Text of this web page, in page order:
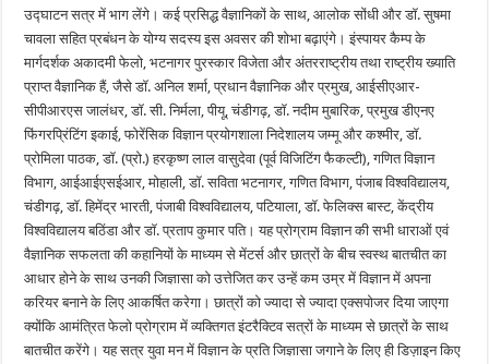
उद्घाटन सत्र में भाग लेंगे। कई प्रसिद्ध वैज्ञानिकों के साथ, आलोक सोंधी और डॉ. सुषमा
चावला सहित प्रबंधन के योग्य सदस्य इस अवसर की शोभा बढ़ाएंगे। इंस्पायर कैम्प के
मार्गदर्शक अकादमी फेलो, भटनागर पुरस्कार विजेता और अंतरराष्ट्रीय तथा राष्ट्रीय ख्याति
प्राप्त वैज्ञानिक हैं, जैसे डॉ. अनिल शर्मा, प्रधान वैज्ञानिक और प्रमुख, आईसीएआर-
सीपीआरएस जालंधर, डॉ. सी. निर्मला, पीयू, चंडीगढ़, डॉ. नदीम मुबारिक, प्रमुख डीएनए
फिंगरप्रिंटिंग इकाई, फोरेंसिक विज्ञान प्रयोगशाला निदेशालय जम्मू और कश्मीर, डॉ.
प्रोमिला पाठक, डॉ. (प्रो.) हरकृष्ण लाल वासुदेवा (पूर्व विजिटिंग फैकल्टी), गणित विज्ञान
विभाग, आईआईएसईआर, मोहाली, डॉ. सविता भटनागर, गणित विभाग, पंजाब विश्वविद्यालय,
चंडीगढ़, डॉ. हिमेंद्र भारती, पंजाबी विश्वविद्यालय, पटियाला, डॉ. फेलिक्स बास्ट, केंद्रीय
विश्वविद्यालय बठिंडा और डॉ. प्रताप कुमार पति। यह प्रोग्राम विज्ञान की सभी धाराओं एवं
वैज्ञानिक सफलता की कहानियों के माध्यम से मेंटर्स और छात्रों के बीच स्वस्थ बातचीत का
आधार होने के साथ उनकी जिज्ञासा को उत्तेजित कर उन्हें कम उम्र में विज्ञान में अपना
करियर बनाने के लिए आकर्षित करेगा। छात्रों को ज्यादा से ज्यादा एक्सपोजर दिया जाएगा
क्योंकि आमंत्रित फेलो प्रोग्राम में व्यक्तिगत इंटरैक्टिव सत्रों के माध्यम से छात्रों के साथ
बातचीत करेंगे। यह सत्र युवा मन में विज्ञान के प्रति जिज्ञासा जगाने के लिए ही डिज़ाइन किए